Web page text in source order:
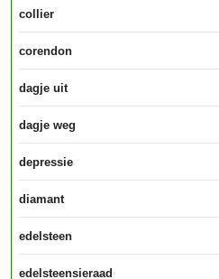
collier
corendon
dagje uit
dagje weg
depressie
diamant
edelsteen
edelsteensieraad